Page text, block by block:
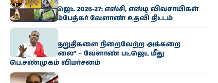
வேளாண் பட்ஜெட் 2026-27: எஸ்சி, எஸ்டி விவசாயிகள்
பயன்பெற அம்பேத்கர் வேளாண் உதவி திட்டம்
அரசியல்
‘தவெக வாக்குறுதிகளை நிறைவேற்ற அக்கறை
செலுத்தவில்லை” – வேளாண் பட்ஜெட் மீது
பெ.சண்முகம் விமர்சனம்
அரசியல்